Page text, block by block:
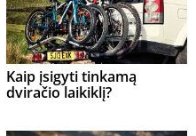
Kaip įsigyti tinkamą
dviračio laikiklį?